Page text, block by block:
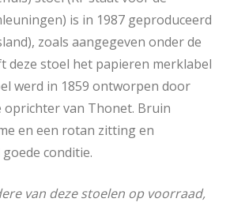
is in 1987 geproduceerd
zoals aangegeven onder de
deze stoel het papieren merklabel
werd in 1859 ontworpen door
oprichter van Thonet. Bruin
en een rotan zitting en
conditie.
van deze stoelen op voorraad,